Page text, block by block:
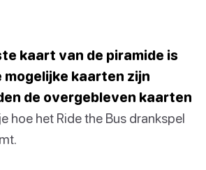
kaart van de piramide is
mogelijke kaarten zijn
de overgebleven kaarten
hoe het Ride the Bus drankspel